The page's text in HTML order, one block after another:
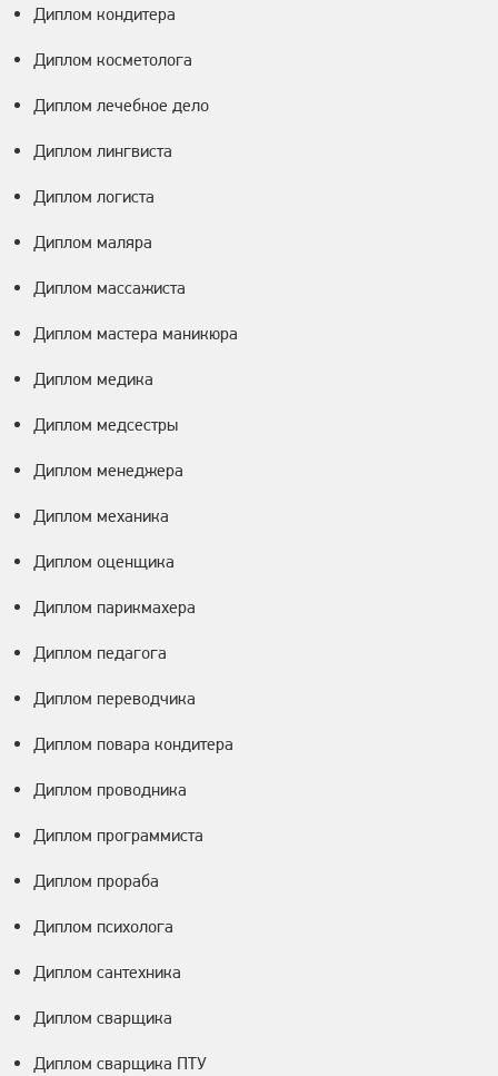
Диплом кондитера
Диплом косметолога
Диплом лечебное дело
Диплом лингвиста
Диплом логиста
Диплом маляра
Диплом массажиста
Диплом мастера маникюра
Диплом медика
Диплом медсестры
Диплом менеджера
Диплом механика
Диплом оценщика
Диплом парикмахера
Диплом педагога
Диплом переводчика
Диплом повара кондитера
Диплом проводника
Диплом программиста
Диплом прораба
Диплом психолога
Диплом сантехника
Диплом сварщика
Диплом сварщика ПТУ